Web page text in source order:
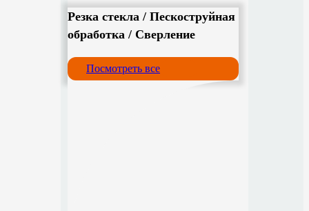
Резка стекла / Пескоструйная
обработка / Сверление
Посмотреть все